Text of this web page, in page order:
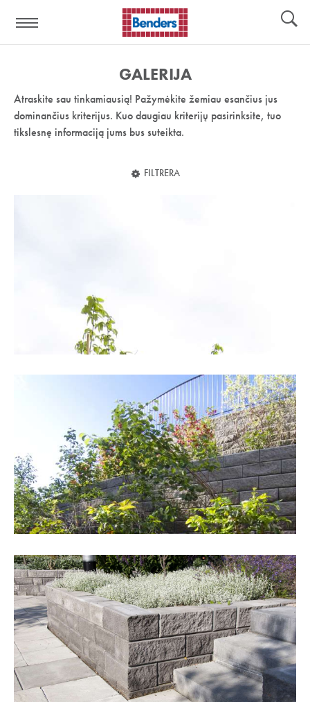
nuoroda:
GALERIJA
Atraskite sau tinkamiausią! Pažymėkite žemiau esančius jus
dominančius kriterijus. Kuo daugiau kriterijų pasirinksite, tuo
tikslesnę informaciją jums bus suteikta.
FILTRERA